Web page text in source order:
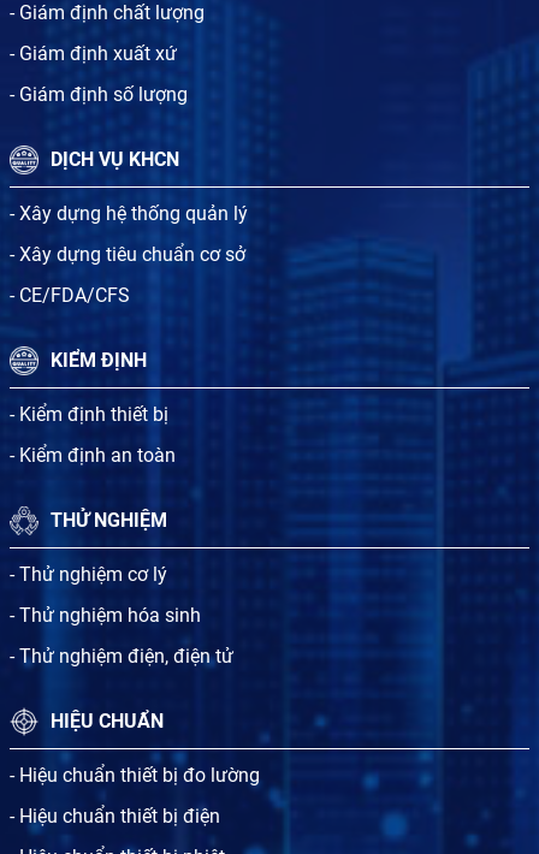
- Giám định chất lượng
- Giám định xuất xứ
- Giám định số lượng
DỊCH VỤ KHCN
- Xây dựng hệ thống quản lý
- Xây dựng tiêu chuẩn cơ sở
- CE/FDA/CFS
KIỂM ĐỊNH
- Kiểm định thiết bị
- Kiểm định an toàn
THỬ NGHIỆM
- Thử nghiệm cơ lý
- Thử nghiệm hóa sinh
- Thử nghiệm điện, điện tử
HIỆU CHUẨN
- Hiệu chuẩn thiết bị đo lường
- Hiệu chuẩn thiết bị điện